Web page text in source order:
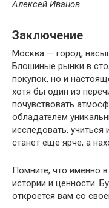
Алексей Иванов.
Заключение
Москва — город,
Блошиные рынки в
покупок, но и
хотя бы один из
почувствовать
обладателем
исследовать,
станет еще ярче, а
Помните, что именно
истории и ценности.
откроется вам со